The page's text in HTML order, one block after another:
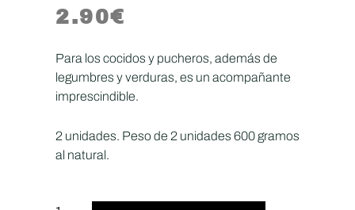
2.90€
Para los cocidos y pucheros, además de
legumbres y verduras, es un acompañante
imprescindible.
2 unidades. Peso de 2 unidades 600 gramos
al natural.